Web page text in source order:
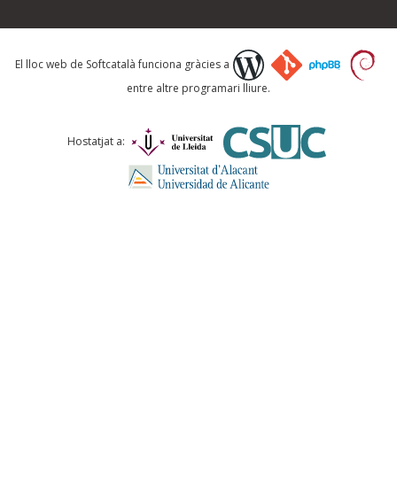
El lloc web de Softcatalà funciona gràcies a
entre altre programari lliure.
Hostatjat a: